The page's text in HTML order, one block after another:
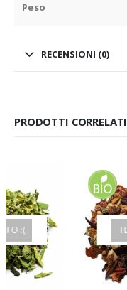
Peso
RECENSIONI (0)
PRODOTTI CORRELATI
ESAURITO
TERMINATO :(